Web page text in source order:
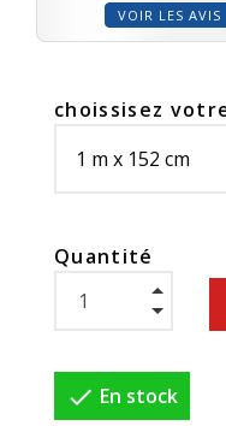
VOIR LES AVIS
choissisez
Quantité
 En stock